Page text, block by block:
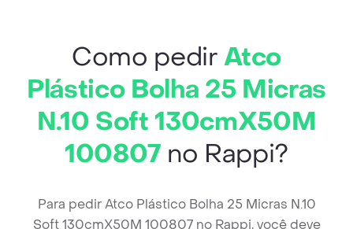
Como pedirAtco
Plástico Bolha 25 Micras
N.10 Soft 130cmX50M
100807 no Rappi?
Para pedir Atco Plástico Bolha 25 Micras N.10
Soft 130cmX50M 100807 no Rappi, você deve